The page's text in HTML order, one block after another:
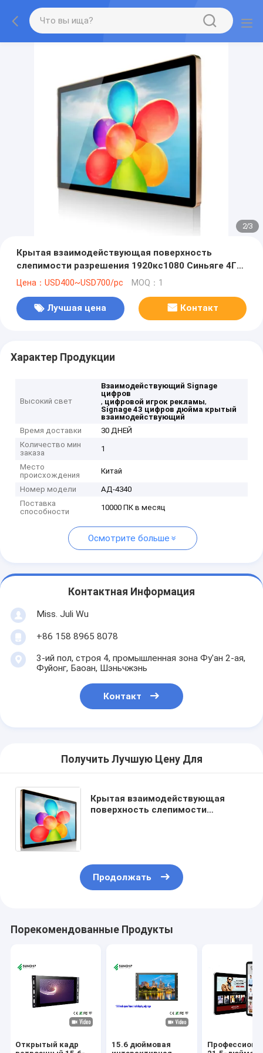
2/3
Крытая взаимодействующая поверхность
слепимости разрешения 1920кс1080 Синьяге 4Г
ЛТЭ цифров максимальная анти-
Цена：USD400~USD700/pc MOQ：1
Лучшая цена Контакт
Характер Продукции
Высокий свет
Взаимодействующий Signage
цифров
, цифровой игрок рекламы,
Signage 43 цифров дюйма крытый
взаимодействующий
Время доставки
30 ДНЕЙ
Количество мин
заказа
1
Место
происхождения
Китай
Номер модели
АД-4340
Поставка
способности
10000 ПК в месяц
Осмотрите больше
Контактная Информация
Miss. Juli Wu
+86 158 8965 8078
3-ий пол, строя 4, промышленная зона Фу'ан 2-ая,
Фуйонг, Баоан, Шэньчжэнь
Контакт
Получить Лучшую Цену Для
Крытая взаимодействующая
поверхность слепимости
Продолжать
Порекомендованные Продукты
Открытый кадр
15.6 дюймовая